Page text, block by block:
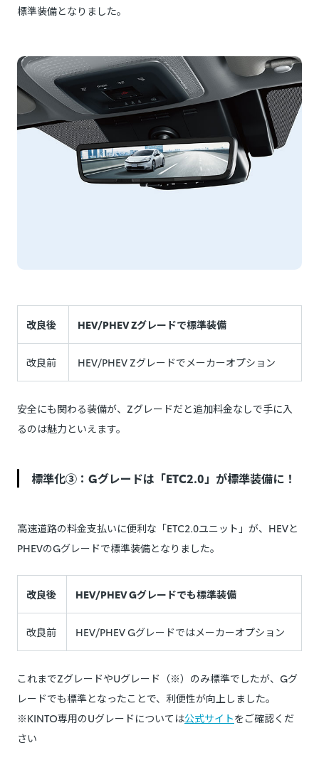
標準装備となりました。
改良後 HEV/PHEV Zグレードで標準装備
改良前 HEV/PHEV Zグレードでメーカーオプション
安全にも関わる装備が、Zグレードだと追加料金なしで手に入
るのは魅力といえます。
標準化③：Gグレードは「ETC2.0」が標準装備に！
高速道路の料金支払いに便利な「ETC2.0ユニット」が、HEVと
PHEVのGグレードで標準装備となりました。
改良後 HEV/PHEV Gグレードでも標準装備
改良前 HEV/PHEV Gグレードではメーカーオプション
これまでZグレードやUグレード（※）のみ標準でしたが、Gグ
レードでも標準となったことで、利便性が向上しました。
※KINTO専用のUグレードについては公式サイトをご確認くだ
さい